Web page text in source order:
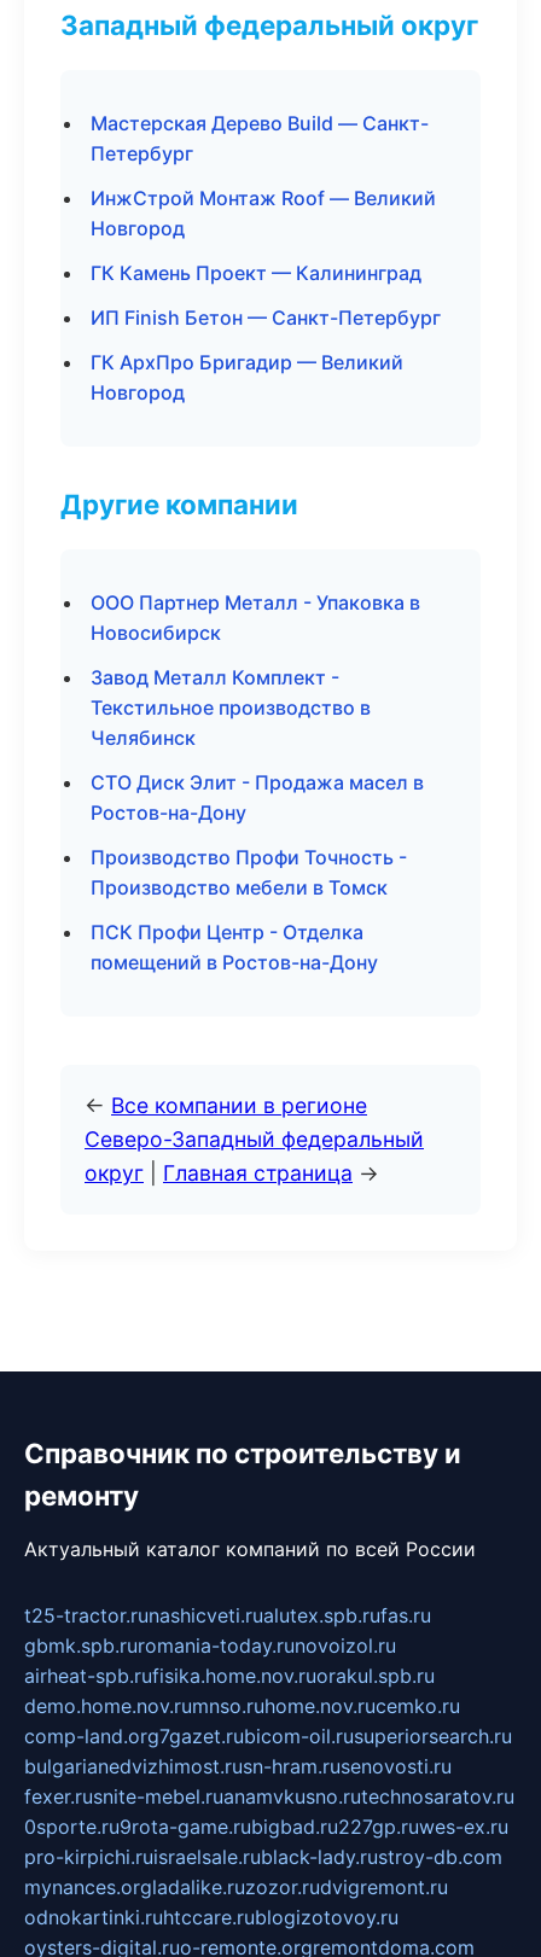
Западный федеральный округ
Мастерская Дерево Build — Санкт-
Петербург
ИнжСтрой Монтаж Roof — Великий
Новгород
ГК Камень Проект — Калининград
ИП Finish Бетон — Санкт-Петербург
ГК АрхПро Бригадир — Великий
Новгород
Другие компании
ООО Партнер Металл - Упаковка в
Новосибирск
Завод Металл Комплект -
Текстильное производство в
Челябинск
СТО Диск Элит - Продажа масел в
Ростов-на-Дону
Производство Профи Точность -
Производство мебели в Томск
ПСК Профи Центр - Отделка
помещений в Ростов-на-Дону
← Все компании в регионе
Северо-Западный федеральный
округ
Главная страница →
Справочник по строительству и
ремонту
Актуальный каталог компаний по всей России
t25-tractor.runashicveti.rualutex.spb.rufas.ru
gbmk.spb.ruromania-today.runovoizol.ru
airheat-spb.rufisika.home.nov.ruorakul.spb.ru
demo.home.nov.rumnso.ruhome.nov.rucemko.ru
comp-land.org7gazet.rubicom-oil.rusuperiorsearch.ru
bulgarianedvizhimost.rusn-hram.rusenovosti.ru
fexer.rusnite-mebel.ruanamvkusno.rutechnosaratov.ru
0sporte.ru9rota-game.rubigbad.ru227gp.ruwes-ex.ru
pro-kirpichi.ruisraelsale.rublack-lady.rustroy-db.com
mynances.orgladalike.ruzozor.rudvigremont.ru
odnokartinki.ruhtccare.rublogizotovoy.ru
oysters-digital.ruo-remonte.orgremontdoma.com